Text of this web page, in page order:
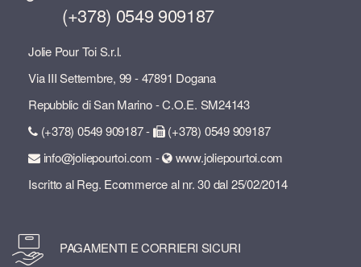
(+378) 0549 909187
Jolie Pour Toi S.r.l.
Via III Settembre, 99 - 47891 Dogana
Repubblic di San Marino - C.O.E. SM24143
(+378) 0549 909187 -
(+378) 0549 909187
info@joliepourtoi.com -
www.joliepourtoi.com
Iscritto al Reg. Ecommerce al nr. 30 dal 25/02/2014
PAGAMENTI E CORRIERI SICURI